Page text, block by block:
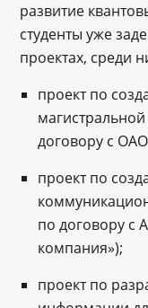
развитие
студенты уже
проектах, среди
проект по
договору с
проект по
по договору с
компания»);
проект по